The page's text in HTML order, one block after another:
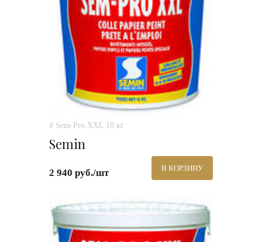
# Sem-Pro XXL 10 кг
Semin
2 940 руб./шт В КОРЗИНУ